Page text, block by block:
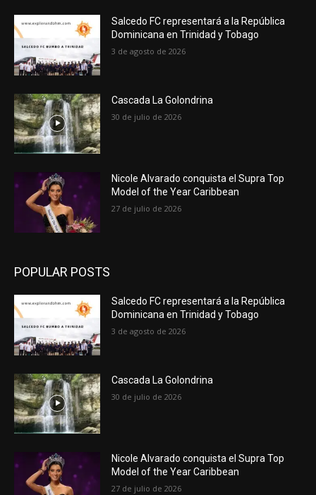
Salcedo FC representará a la República
Dominicana en Trinidad y Tobago
3 de agosto de 2026
Cascada La Golondrina
30 de julio de 2026
Nicole Alvarado conquista el Supra Top
Model of the Year Caribbean
27 de julio de 2026
POPULAR POSTS
Salcedo FC representará a la República
Dominicana en Trinidad y Tobago
3 de agosto de 2026
Cascada La Golondrina
30 de julio de 2026
Nicole Alvarado conquista el Supra Top
Model of the Year Caribbean
27 de julio de 2026